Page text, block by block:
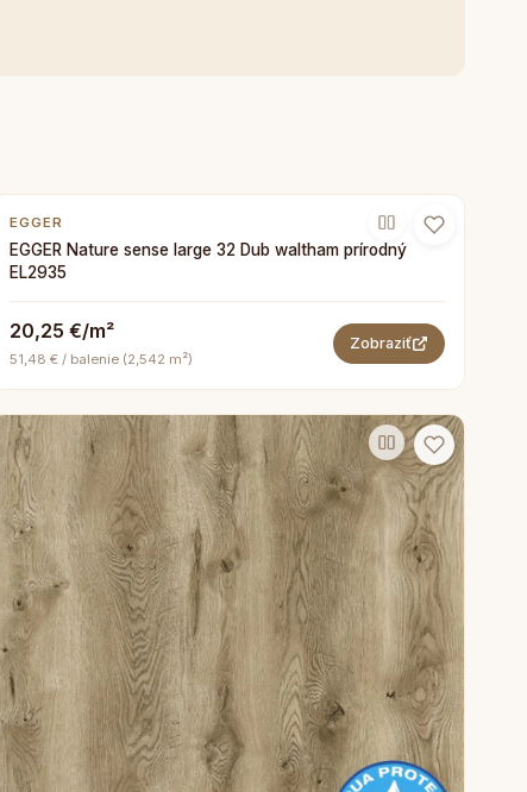
EGGER
EGGER Nature sense large 32 Dub waltham prírodný
EL2935
20,25 €/m²
51,48 € / balenie (2,542 m²)
Zobraziť